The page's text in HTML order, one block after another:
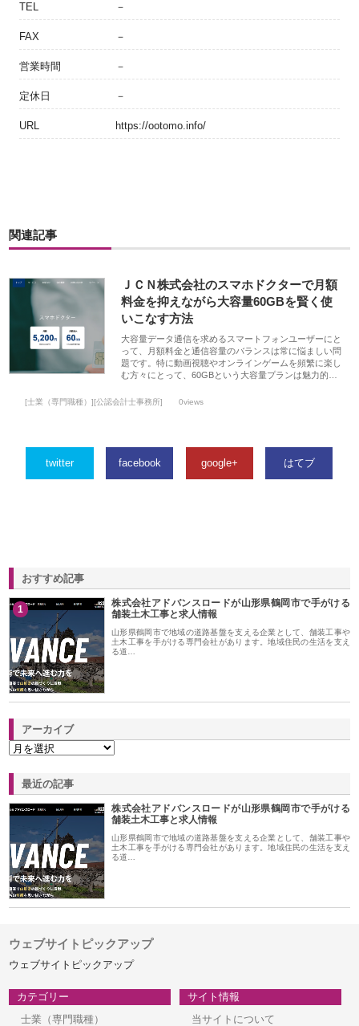
TEL －
FAX －
営業時間 －
定休日 －
URL https://ootomo.info/
関連記事
ＪＣＮ株式会社のスマホドクターで月額
料金を抑えながら大容量60GBを賢く使
いこなす方法
大容量データ通信を求めるスマートフォンユーザーにと
って、月額料金と通信容量のバランスは常に悩ましい問
題です。特に動画視聴やオンラインゲームを頻繁に楽し
む方々にとって、60GBという大容量プランは魅力的…
[士業（専門職種）][公認会計士事務所] 0views
twitter facebook google+ はてブ
おすすめ記事
1
株式会社アドバンスロードが山形県鶴岡市で手がける
舗装土木工事と求人情報
山形県鶴岡市で地域の道路基盤を支える企業として、舗装工事や
土木工事を手がける専門会社があります。地域住民の生活を支え
る道…
アーカイブ
最近の記事
株式会社アドバンスロードが山形県鶴岡市で手がける
舗装土木工事と求人情報
山形県鶴岡市で地域の道路基盤を支える企業として、舗装工事や
土木工事を手がける専門会社があります。地域住民の生活を支え
る道…
ウェブサイトピックアップ
ウェブサイトピックアップ
カテゴリー
士業（専門職種）
サイト情報
当サイトについて